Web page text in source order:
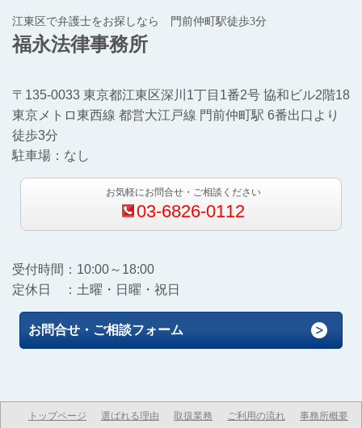
江東区で弁護士をお探しなら 門前仲町駅徒歩3分
福永法律事務所
〒135-0033 東京都江東区深川1丁目1番2号 協和ビル2階18
東京メトロ東西線 都営大江戸線 門前仲町駅 6番出口より
徒歩3分
駐車場：なし
お気軽にお問合せ・ご相談ください
03-6826-0112
受付時間：10:00～18:00
定休日 ：土曜・日曜・祝日
お問合せ・ご相談フォーム
トップページ 選ばれる理由 取扱業務 ご利用の流れ 事務所概要